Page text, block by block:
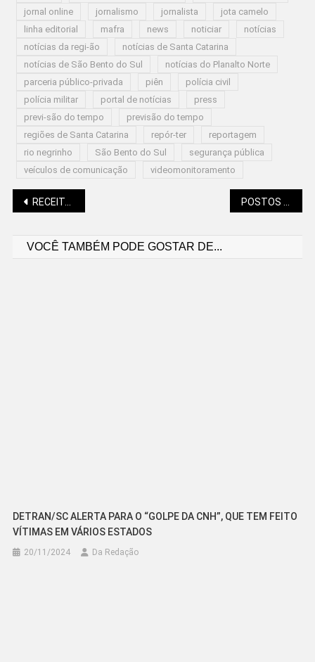
jornal online jornalismo jornalista
jota camelo
linha editorial
mafra news noticiar
notícias
notícias da regi-ão
notícias de Santa Catarina
notícias de São Bento do Sul
notícias do Planalto Norte
parceria público-privada
piên
polícia civil
polícia militar
portal de notícias
press
previ-são do tempo
previsão do tempo
regiões de Santa Catarina
repór-ter
reportagem
rio negrinho
São Bento do Sul
segurança pública
veículos de comunicação
videomonitoramento
Navegação
RECEITAS DO ELVIS: TRÊS RECEITAS COM PINHÃO
VOCÊ TAMBÉM PODE GOSTAR DE...
DETRAN/SC ALERTA PARA O “GOLPE DA CNH”, QUE TEM FEITO
VÍTIMAS EM VÁRIOS ESTADOS
20/11/2024 Da Redação